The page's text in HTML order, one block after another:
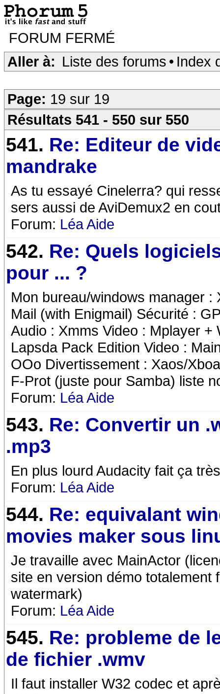
FORUM FERMÉ
Aller à: Liste des forums • Index
Page: 19 sur 19
Résultats 541 - 550 sur 550
541. Re: Editeur de
mandrake
As tu essayé Cinelerra? qui
sers aussi de AviDemux2 en
Forum: Léa Aide
542. Re: Quels
pour ... ?
Mon bureau/windows manager
Mail (with Enigmail) Sécurité :
Audio : Xmms Video : Mplayer +
Lapsda Pack Edition Video :
OOo Divertissement : Xaos/
F-Prot (juste pour Samba) liste
Forum: Léa Aide
543. Re: Convertir un
.mp3
En plus lourd Audacity fait ça
Forum: Léa Aide
544. Re: equivalant
movies maker sous
Je travaille avec MainActor
site en version démo totalement
watermark)
Forum: Léa Aide
545. Re: probleme de
de fichier .wmv
Il faut installer W32 codec et